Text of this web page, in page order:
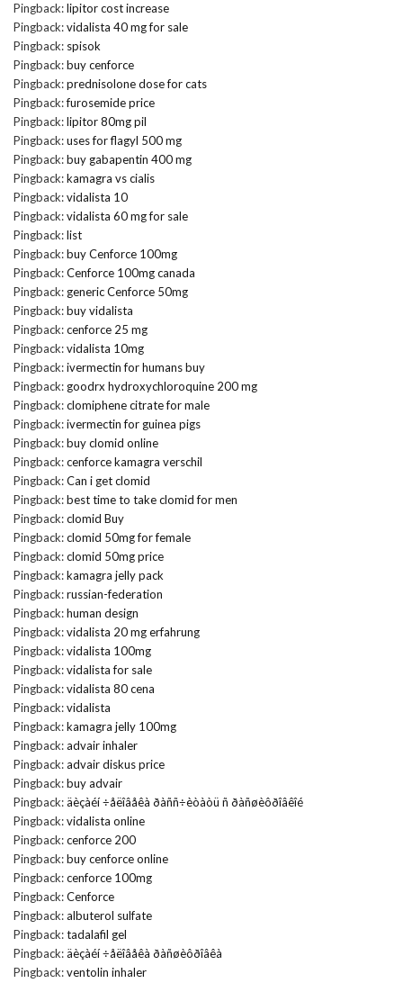
Pingback:lipitor cost increase
Pingback:vidalista 40 mg for sale
Pingback: spisok
Pingback:buy cenforce
Pingback:prednisolone dose for cats
Pingback:furosemide price
Pingback:lipitor 80mg pil
Pingback:uses for flagyl 500 mg
Pingback:buy gabapentin 400 mg
Pingback:kamagra vs cialis
Pingback:vidalista 10
Pingback:vidalista 60 mg for sale
Pingback:list
Pingback:buy Cenforce 100mg
Pingback:Cenforce 100mg canada
Pingback: generic Cenforce 50mg
Pingback:buy vidalista
Pingback:cenforce 25 mg
Pingback:vidalista 10mg
Pingback:ivermectin for humans buy
Pingback: goodrx hydroxychloroquine 200 mg
Pingback:clomiphene citrate for male
Pingback:ivermectin for guinea pigs
Pingback:buy clomid online
Pingback:cenforce kamagra verschil
Pingback:Can i get clomid
Pingback:best time to take clomid for men
Pingback:clomid Buy
Pingback:clomid 50mg for female
Pingback:clomid 50mg price
Pingback:kamagra jelly pack
Pingback:russian-federation
Pingback:human design
Pingback:vidalista 20 mg erfahrung
Pingback:vidalista 100mg
Pingback:vidalista for sale
Pingback:vidalista 80 cena
Pingback:vidalista
Pingback:kamagra jelly 100mg
Pingback:advair inhaler
Pingback:advair diskus price
Pingback:buy advair
Pingback:äèçàéí ÷åëîâåêà ðàññ÷èòàòü ñ ðàñøèôðîâêîé
Pingback:vidalista online
Pingback:cenforce 200
Pingback:buy cenforce online
Pingback:cenforce 100mg
Pingback:Cenforce
Pingback:albuterol sulfate
Pingback:tadalafil gel
Pingback:äèçàéí ÷åëîâåêà ðàñøèôðîâêà
Pingback:ventolin inhaler